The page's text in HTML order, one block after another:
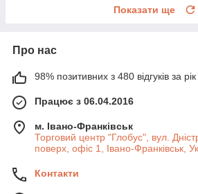
Показати ще
Про нас
98% позитивних з 480 відгуків за рік
Працює з 06.04.2016
м. Івано-Франківськ
Торговий центр "Глобус", вул.
поверх, офіс 1, Івано-Франківськ,
Контакти